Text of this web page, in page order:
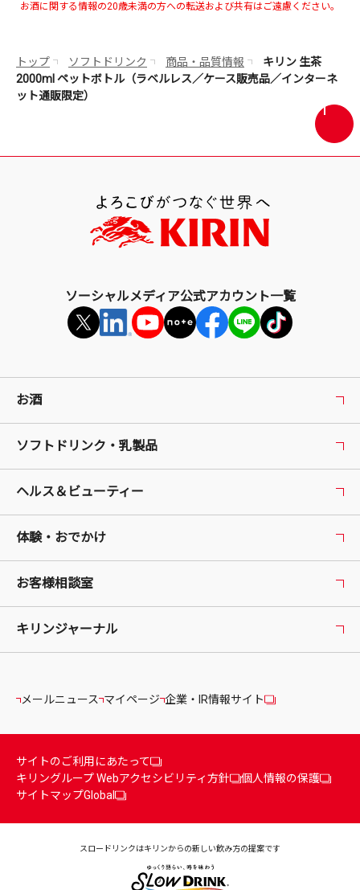
お酒に関する情報の20歳未満の方への転送および共有はご遠慮ください。
トップ ソフトドリンク 商品・品質情報
キリン 生茶
2000ml ペットボトル（ラベルレス／ケース販売品／インターネ
ット通販限定）
画
面
ソーシャルメディア公式アカウント一覧
お酒
ソフトドリンク・乳製品
ヘルス＆ビューティー
体験・おでかけ
お客様相談室
キリンジャーナル
メールニュース マイページ 企業・IR情報サイト
サイトのご利用にあたって
キリングループ Webアクセシビリティ方針
個人情報の保護
サイトマップGlobal
スロードリンクはキリンからの新しい飲み方の提案です